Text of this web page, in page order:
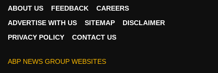
फिल्म को मिले रिव्यूज पर अपने विचार शेयर करते हुए उन्होंने एक्सेप्ट
ABOUT US FEEDBACK
CAREERS
ADVERTISE WITH US
SITEMAP
DISCLAIMER
PRIVACY POLICY
CONTACT US
ABP NEWS GROUP WEBSITES